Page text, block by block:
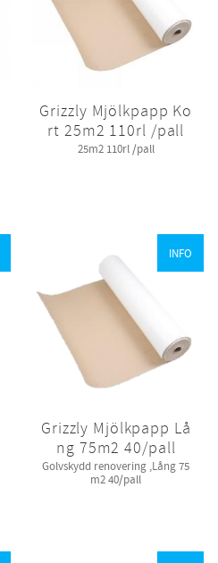
Grizzly Mjölkpapp Ko
rt 25m2 110rl /pall
25m2 110rl /pall
Grizzly Mjölkpapp Lå
ng 75m2 40/pall
Golvskydd renovering ,Lång 75
m2 40/pall
INFO